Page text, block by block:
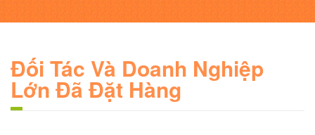
Đối Tác Và Doanh Nghiệp
Lớn Đã Đặt Hàng